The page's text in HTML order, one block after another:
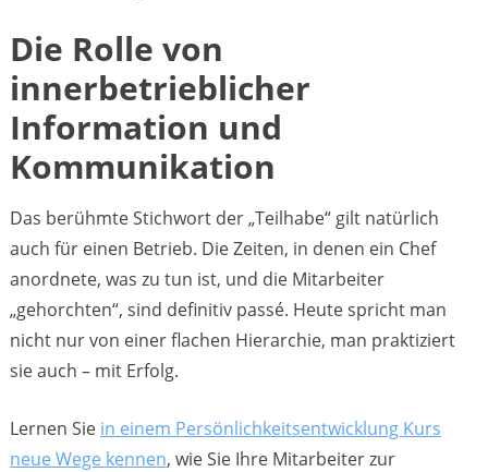
Die Rolle von
innerbetrieblicher
Information und
Kommunikation
Das berühmte Stichwort der „Teilhabe“ gilt natürlich
auch für einen Betrieb. Die Zeiten, in denen ein Chef
anordnete, was zu tun ist, und die Mitarbeiter
„gehorchten“, sind definitiv passé. Heute spricht man
nicht nur von einer flachen Hierarchie, man praktiziert
sie auch – mit Erfolg.
Lernen Sie in einem Persönlichkeitsentwicklung Kurs
neue Wege kennen, wie Sie Ihre Mitarbeiter zur